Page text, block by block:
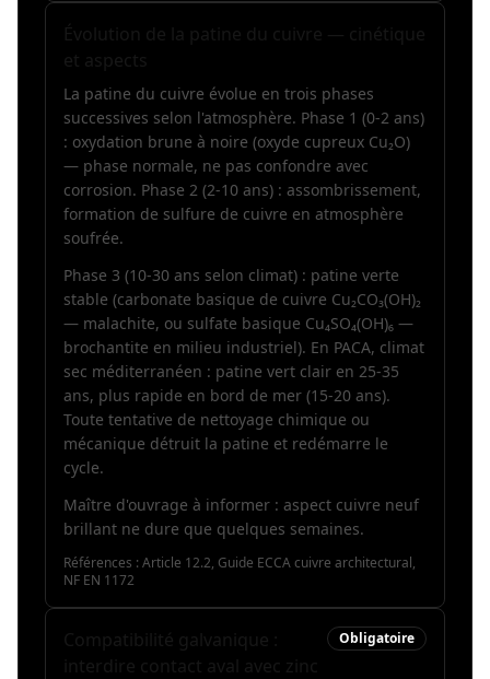
La patine du cuivre évolue en trois phases
successives selon l'atmosphère. Phase 1 (0-2 ans)
: oxydation brune à noire (oxyde cupreux Cu₂O)
— phase normale, ne pas confondre avec
corrosion. Phase 2 (2-10 ans) : assombrissement,
formation de sulfure de cuivre en atmosphère
soufrée.
Phase 3 (10-30 ans selon climat) : patine verte
stable (carbonate basique de cuivre Cu₂CO₃(OH)₂
— malachite, ou sulfate basique Cu₄SO₄(OH)₆ —
brochantite en milieu industriel). En PACA, climat
sec méditerranéen : patine vert clair en 25-35
ans, plus rapide en bord de mer (15-20 ans).
Toute tentative de nettoyage chimique ou
mécanique détruit la patine et redémarre le
cycle.
Maître d'ouvrage à informer : aspect cuivre neuf
brillant ne dure que quelques semaines.
Références : Article 12.2, Guide ECCA cuivre architectural,
NF EN 1172
Obligatoire